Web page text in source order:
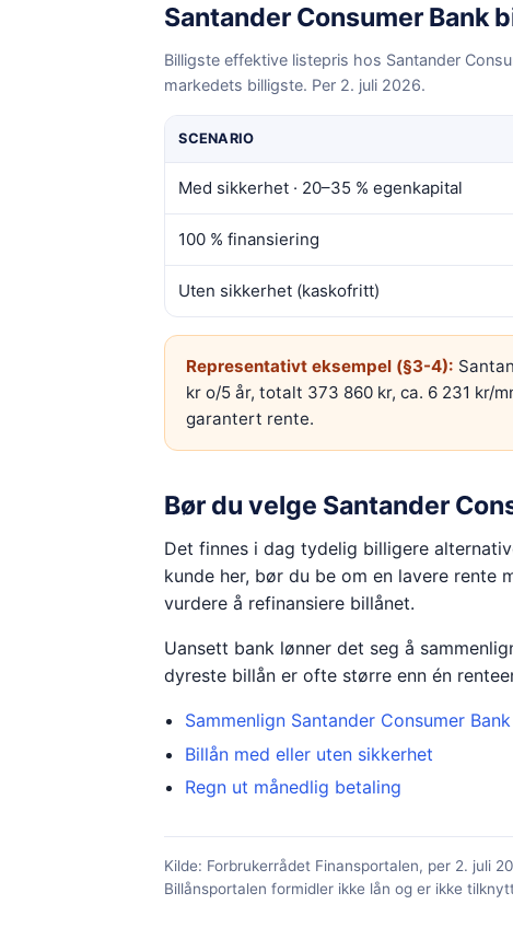
Santander Consumer Bank
Billigste effektive listepris hos Santander
markedets billigste. Per 2. juli 2026.
SCENARIO
Med sikkerhet · 20–35 % egenkapital
100 % finansiering
Uten sikkerhet (kaskofritt)
Representativt eksempel (§3-4):
kr o/5 år, totalt 373 860 kr, ca. 6 231 kr/
garantert rente.
Bør du velge Santander
Det finnes i dag tydelig billigere
kunde her, bør du be om en lavere
vurdere å refinansiere billånet.
Uansett bank lønner det seg å
dyreste billån er ofte større enn én
Sammenlign Santander Consumer Bank
Billån med eller uten sikkerhet
Regn ut månedlig betaling
Kilde: Forbrukerrådet Finansportalen, per 2. juli
Billånsportalen formidler ikke lån og er ikke